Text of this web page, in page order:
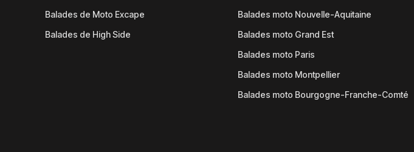
Balades de Moto Excape
Balades de High Side
Balades moto Nouvelle-Aquitaine
Balades moto Grand Est
Balades moto Paris
Balades moto Montpellier
Balades moto Bourgogne-Franche-Comté